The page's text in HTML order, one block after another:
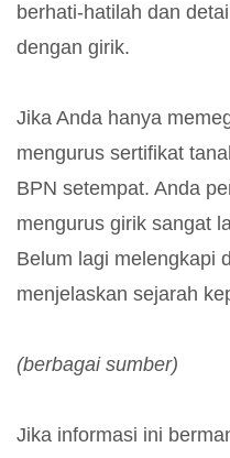
berhati-hatilah dan
dengan girik.
Jika Anda hanya
mengurus sertifikat
BPN setempat. Anda
mengurus girik sangat
Belum lagi melengkapi
menjelaskan sejarah
(berbagai sumber)
Jika informasi ini